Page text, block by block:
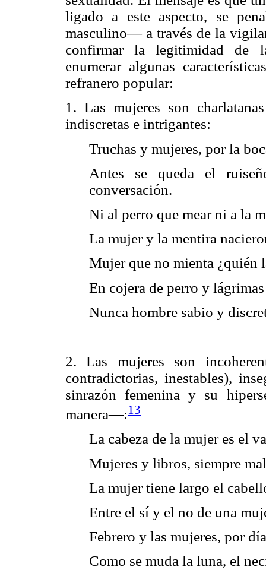
ligado a este aspecto, se
masculino— a través de la
confirmar la legitimidad de
enumerar algunas
refranero popular:
1. Las mujeres son
indiscretas e intrigantes:
Truchas y mujeres, por la
Antes se queda el
conversación.
Ni al perro que mear ni a la
La mujer y la mentira
Mujer que no mienta ¿quién
En cojera de perro y
Nunca hombre sabio y
2. Las mujeres son
contradictorias, inestables),
sinrazón femenina y su
manera—:13
La cabeza de la mujer es el
Mujeres y libros, siempre
La mujer tiene largo el
Entre el sí y el no de una
Febrero y las mujeres, por
Como se muda la luna, el